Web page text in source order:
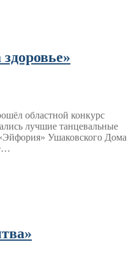
областной конкурс
лучшие танцевальные
Ушаковского Дома